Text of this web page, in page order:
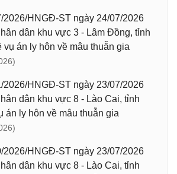
2026/HNGĐ-ST ngày 24/07/2026
dân khu vực 3 - Lâm Đồng, tỉnh
vụ án ly hôn về mâu thuẫn gia
2026/HNGĐ-ST ngày 23/07/2026
dân khu vực 8 - Lào Cai, tỉnh
án ly hôn về mâu thuẫn gia
2026/HNGĐ-ST ngày 23/07/2026
dân khu vực 8 - Lào Cai, tỉnh